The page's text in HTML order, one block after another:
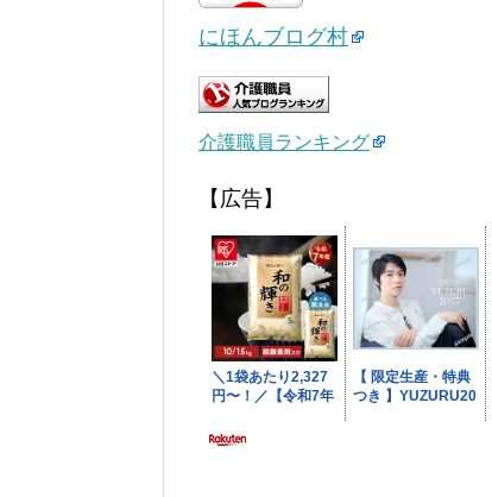
にほんブログ村
介護職員ランキング
【広告】